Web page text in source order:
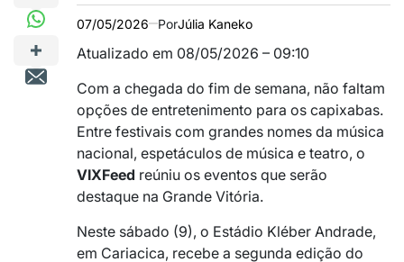
07/05/2026 PorJúlia Kaneko
Atualizado em 08/05/2026 – 09:10
Com a chegada do fim de semana, não faltam
opções de entretenimento para os capixabas.
Entre festivais com grandes nomes da música
nacional, espetáculos de música e teatro, o
VIXFeed reúniu os eventos que serão
destaque na Grande Vitória.
Neste sábado (9), o Estádio Kléber Andrade,
em Cariacica, recebe a segunda edição do